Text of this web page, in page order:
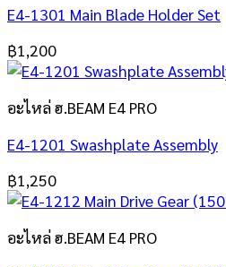
E4-1301 Main Blade Holder Set
฿1,200
อะไหล่ ฮ.BEAM E4 PRO
E4-1201 Swashplate Assembly
฿1,250
อะไหล่ ฮ.BEAM E4 PRO